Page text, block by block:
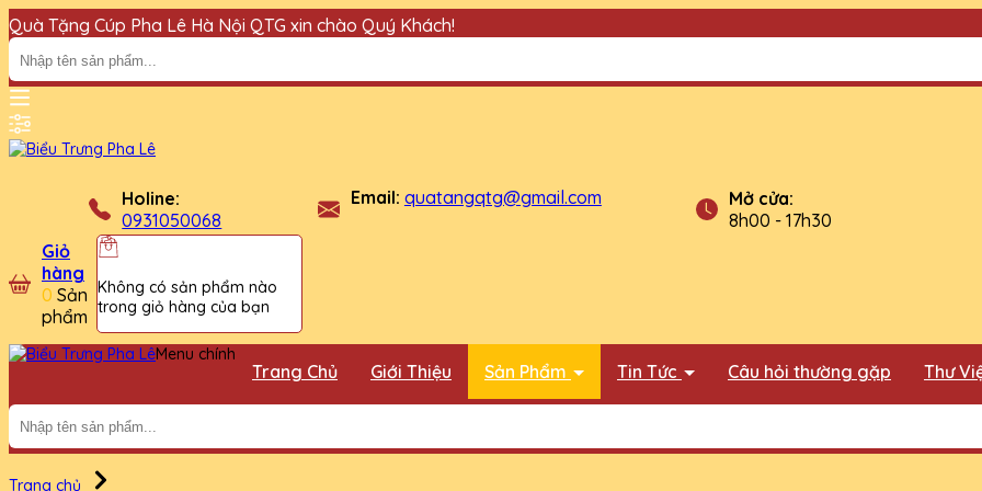
Quà Tặng Cúp Pha Lê Hà Nội QTG xin chào Quý Khách!
Holine:
0931050068
Email: quatangqtg@gmail.com
Mở cửa:
8h00 - 17h30
Giỏ
hàng
0 Sản
phẩm
Không có sản phẩm nào
trong giỏ hàng của bạn
Menu chính
Trang Chủ Giới Thiệu Sản Phẩm Tin Tức Câu hỏi thường gặp Thư
Trang chủ